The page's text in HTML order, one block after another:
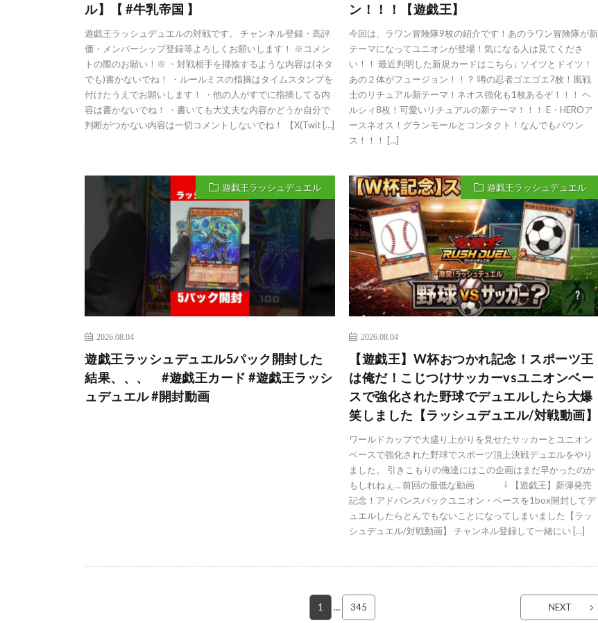
ル】【 #牛乳帝国 】
遊戯王ラッシュデュエルの対戦です。 チャンネル登録・高評
価・メンバーシップ登録等よろしくお願いします！ ※コメン
トの際のお願い！※ ・対戦相手を揶揄するような内容は(ネタ
でも)書かないでね！ ・ルールミスの指摘はタイムスタンプを
付けたうえでお願いします！ ・他の人がすでに指摘してる内
容は書かないでね！ ・書いても大丈夫な内容かどうか自分で
判断がつかない内容は一切コメントしないでね！ 【X(Twit […]
ン！！！【遊戯王】
今回は、ラワン冒険隊9枚の紹介です！あのラワン冒険隊が新
テーマになってユニオンが登場！気になる人は見てくださ
い！！ 最近判明した新規カードはこちら↓ ソイツとドイツ！
あの２体がフュージョン！！？ 噂の忍者ゴエゴエ7枚！風戦
士のリチュアル新テーマ！ネオス強化も1枚あるぞ！！！ ヘ
ルシィ8枚！可愛いリチュアルの新テーマ！！！ E・HEROア
ースネオス！グランモールとコンタクト！なんでもバウン
ス！！！ […]
遊戯王ラッシュデュエル
2026.08.04
遊戯王ラッシュデュエル5パック開封した
結果、、、 #遊戯王カード #遊戯王ラッシ
ュデュエル #開封動画
遊戯王ラッシュデュエル
2026.08.04
【遊戯王】W杯おつかれ記念！スポーツ王
は俺だ！こじつけサッカーvsユニオンベー
スで強化された野球でデュエルしたら大爆
笑しました【ラッシュデュエル/対戦動画】
ワールドカップで大盛り上がりを見せたサッカーとユニオン
ベースで強化された野球でスポーツ頂上決戦デュエルをやり
ました。 引きこもりの俺達にはこの企画はまだ早かったのか
もしれねぇ… 前回の最低な動画 ⇩ 【遊戯王】新弾発売
記念！アドバンスパックユニオン・ベースを1box開封してデ
ュエルしたらとんでもないことになってしまいました【ラッ
シュデュエル/対戦動画】 チャンネル登録して一緒にい […]
1 … 345 NEXT